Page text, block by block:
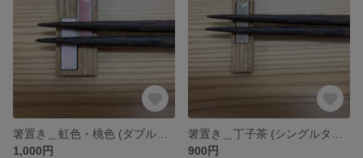
1,000円
900円